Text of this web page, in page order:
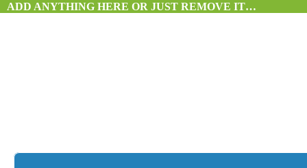
ADD ANYTHING HERE OR JUST REMOVE IT…